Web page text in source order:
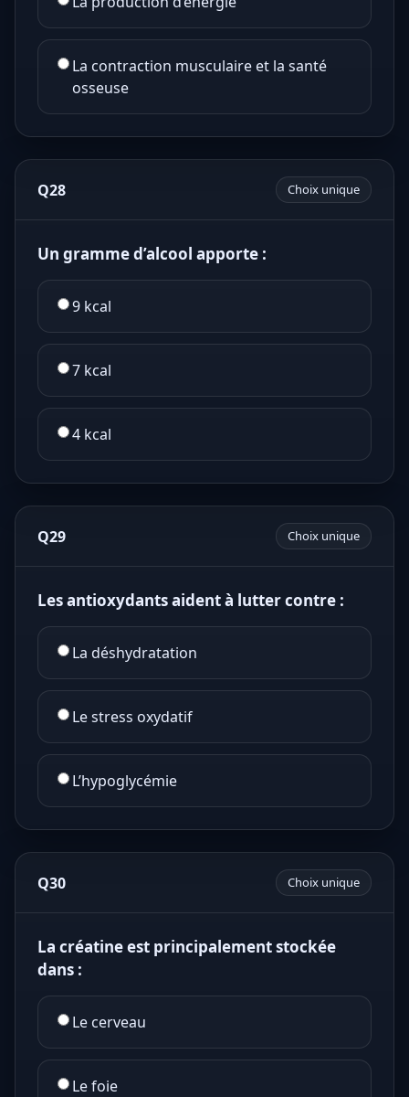
La contraction musculaire et la santé
osseuse
Q28 Choix unique
Un gramme d’alcool apporte :
9 kcal
7 kcal
4 kcal
Q29 Choix unique
Les antioxydants aident à lutter contre :
La déshydratation
Le stress oxydatif
L’hypoglycémie
Q30 Choix unique
La créatine est principalement stockée
dans :
Le cerveau
Le foie